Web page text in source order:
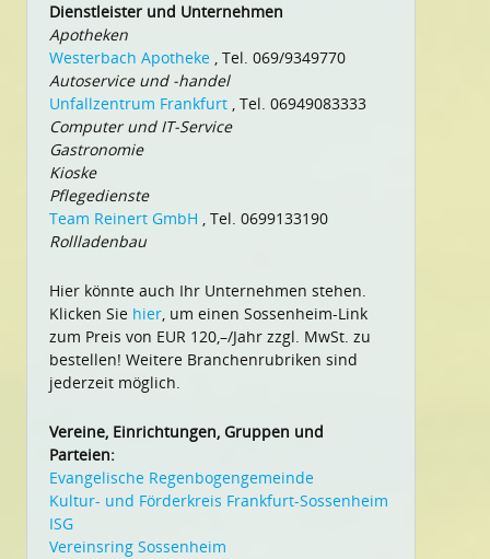
Dienstleister und Unternehmen
Apotheken
Westerbach Apotheke , Tel. 069/9349770
Autoservice und -handel
Unfallzentrum Frankfurt , Tel. 06949083333
Computer und IT-Service
Gastronomie
Kioske
Pflegedienste
Team Reinert GmbH , Tel. 0699133190
Rollladenbau
Hier könnte auch Ihr Unternehmen stehen.
Klicken Sie hier, um einen Sossenheim-Link
zum Preis von EUR 120,–/Jahr zzgl. MwSt. zu
bestellen! Weitere Branchenrubriken sind
jederzeit möglich.
Vereine, Einrichtungen, Gruppen und
Parteien:
Evangelische Regenbogengemeinde
Kultur- und Förderkreis Frankfurt-Sossenheim
ISG
Vereinsring Sossenheim